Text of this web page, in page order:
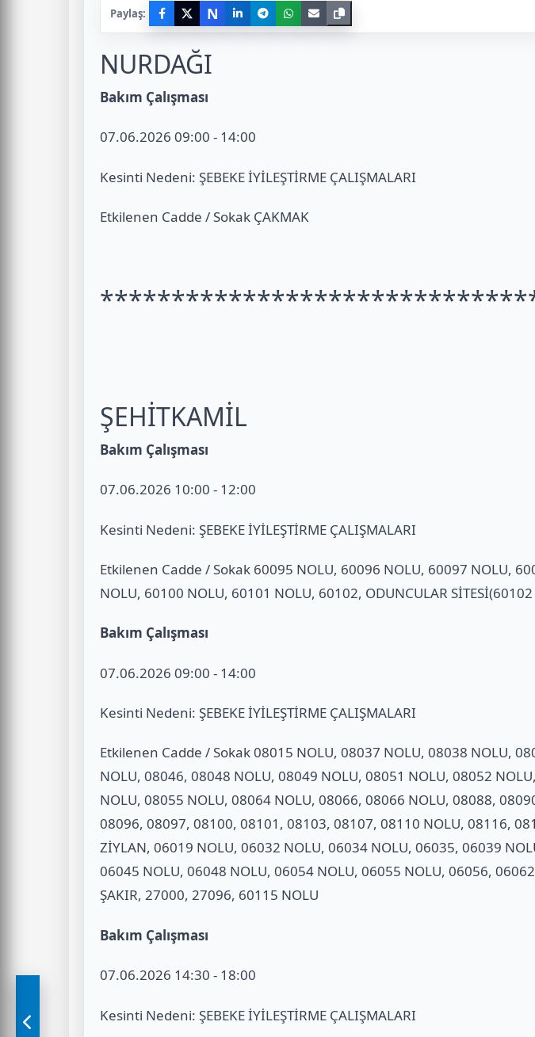
Paylaş: N
NURDAĞI
Bakım Çalışması
07.06.2026 09:00 - 14:00
Kesinti Nedeni: ŞEBEKE İYİLEŞTİRME ÇALIŞMALARI
Etkilenen Cadde / Sokak ÇAKMAK
ŞEHİTKAMİL
Bakım Çalışması
07.06.2026 10:00 - 12:00
Kesinti Nedeni: ŞEBEKE İYİLEŞTİRME ÇALIŞMALARI
Etkilenen Cadde / Sokak 60095 NOLU, 60096 NOLU, 60097 NOLU,
NOLU, 60100 NOLU, 60101 NOLU, 60102, ODUNCULAR
Bakım Çalışması
07.06.2026 09:00 - 14:00
Kesinti Nedeni: ŞEBEKE İYİLEŞTİRME ÇALIŞMALARI
Etkilenen Cadde / Sokak 08015 NOLU, 08037 NOLU, 08038 NOLU,
NOLU, 08046, 08048 NOLU, 08049 NOLU, 08051 NOLU, 08052
NOLU, 08055 NOLU, 08064 NOLU, 08066, 08066 NOLU, 08088,
08096, 08097, 08100, 08101, 08103, 08107, 08110 NOLU, 08116,
ZİYLAN, 06019 NOLU, 06032 NOLU, 06034 NOLU, 06035, 06039
06045 NOLU, 06048 NOLU, 06054 NOLU, 06055 NOLU, 06056,
ŞAKIR, 27000, 27096, 60115 NOLU
Bakım Çalışması
07.06.2026 14:30 - 18:00
Kesinti Nedeni: ŞEBEKE İYİLEŞTİRME ÇALIŞMALARI